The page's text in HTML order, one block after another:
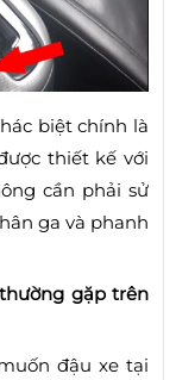
biệt chính là
thiết kế với
cần phải sử
ga và phanh
gặp trên
đậu xe tại